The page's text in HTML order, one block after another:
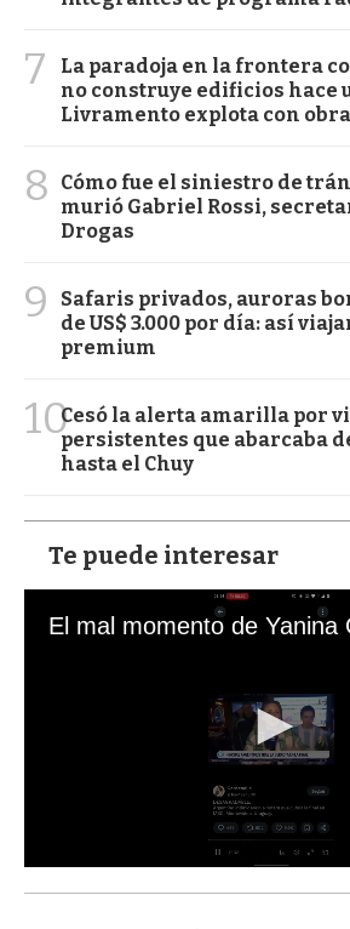
7
La paradoja en la frontera
no construye edificios hace
Livramento explota con
8
Cómo fue el siniestro de
murió Gabriel Rossi,
Drogas
9
Safaris privados, auroras
de US$ 3.000 por día: así
premium
10Cesó la alerta amarilla por
persistentes que abarcaba
hasta el Chuy
Te puede interesar
s